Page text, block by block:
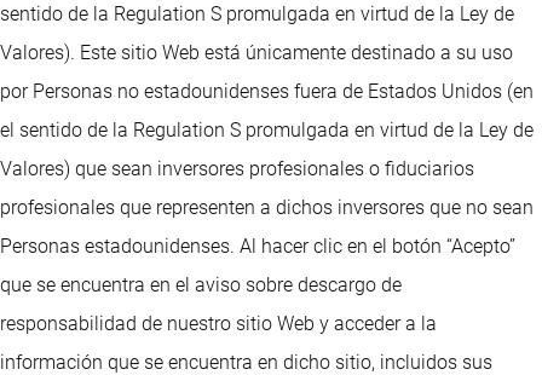
sentido de la Regulation S promulgada en virtud de la Ley de
Valores). Este sitio Web está únicamente destinado a su uso
por Personas no estadounidenses fuera de Estados Unidos (en
el sentido de la Regulation S promulgada en virtud de la Ley de
Valores) que sean inversores profesionales o fiduciarios
profesionales que representen a dichos inversores que no sean
Personas estadounidenses. Al hacer clic en el botón “Acepto”
que se encuentra en el aviso sobre descargo de
responsabilidad de nuestro sitio Web y acceder a la
información que se encuentra en dicho sitio, incluidos sus